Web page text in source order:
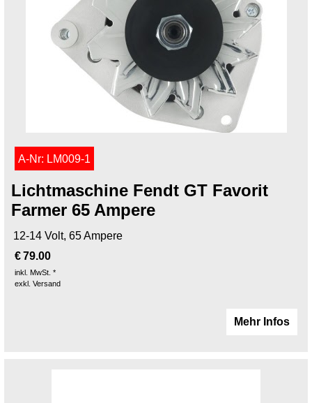
A-Nr: LM009-1
Lichtmaschine Fendt GT Favorit
Farmer 65 Ampere
12-14 Volt, 65 Ampere
€79.00
inkl. MwSt. *
exkl. Versand
Mehr Infos